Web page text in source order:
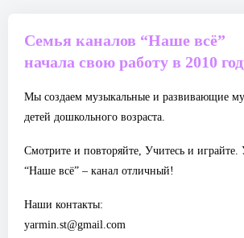
Семья каналов “Наше всё”
начала свою работу в 2010
Мы создаем музыкальные и развивающие
детей дошкольного возраста.
Смотрите и повторяйте, Учитесь и играйте.
“Наше всё” – канал отличный!
Наши контакты:
yarmin.st@gmail.com